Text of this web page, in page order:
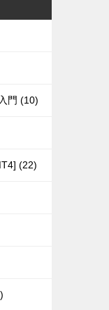
門 (10)
(22)